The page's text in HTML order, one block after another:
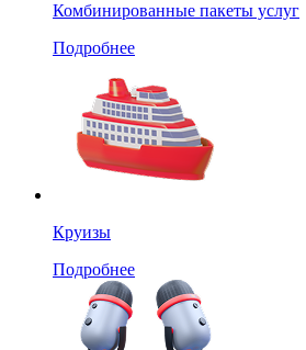
Комбинированные пакеты услуг
Подробнее
Круизы
Подробнее